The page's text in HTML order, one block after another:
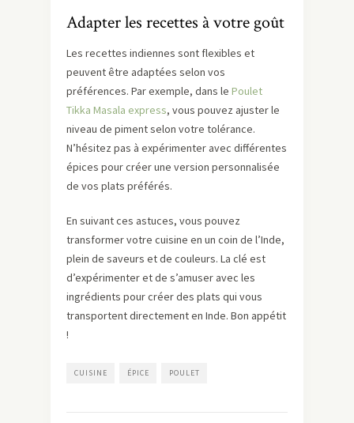
Adapter les recettes à votre goût
Les recettes indiennes sont flexibles et
peuvent être adaptées selon vos
préférences. Par exemple, dans le Poulet
Tikka Masala express, vous pouvez ajuster le
niveau de piment selon votre tolérance.
N’hésitez pas à expérimenter avec différentes
épices pour créer une version personnalisée
de vos plats préférés.
En suivant ces astuces, vous pouvez
transformer votre cuisine en un coin de l’Inde,
plein de saveurs et de couleurs. La clé est
d’expérimenter et de s’amuser avec les
ingrédients pour créer des plats qui vous
transportent directement en Inde. Bon appétit
!
CUISINE ÉPICE POULET